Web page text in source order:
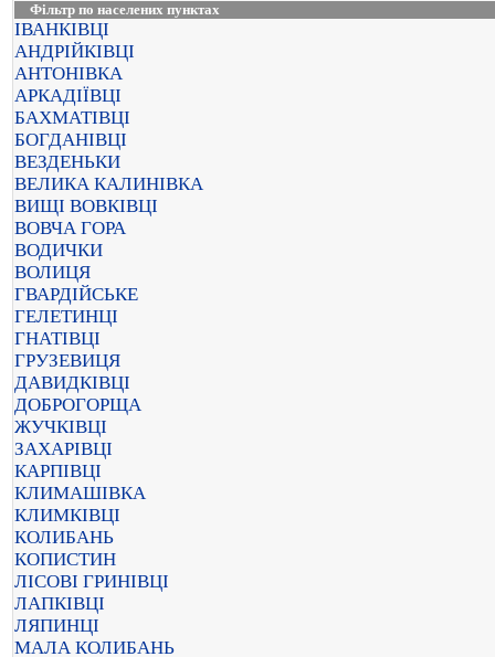
Фільтр по населених пунктах
ІВАНКІВЦІ
АНДРІЙКІВЦІ
АНТОНІВКА
АРКАДІЇВЦІ
БАХМАТІВЦІ
БОГДАНІВЦІ
ВЕЗДЕНЬКИ
ВЕЛИКА КАЛИНІВКА
ВИЩІ ВОВКІВЦІ
ВОВЧА ГОРА
ВОДИЧКИ
ВОЛИЦЯ
ГВАРДІЙСЬКЕ
ГЕЛЕТИНЦІ
ГНАТІВЦІ
ГРУЗЕВИЦЯ
ДАВИДКІВЦІ
ДОБРОГОРЩА
ЖУЧКІВЦІ
ЗАХАРІВЦІ
КАРПІВЦІ
КЛИМАШІВКА
КЛИМКІВЦІ
КОЛИБАНЬ
КОПИСТИН
ЛІСОВІ ГРИНІВЦІ
ЛАПКІВЦІ
ЛЯПИНЦІ
МАЛА КОЛИБАНЬ